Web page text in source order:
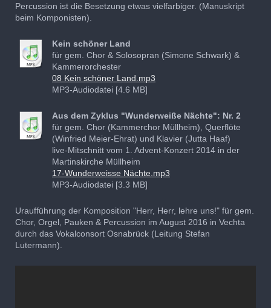
Percussion ist die Besetzung etwas vielfarbiger. (Manuskript
beim Komponisten).
Kein schöner Land
für gem. Chor & Solosopran (Simone Schwark) &
Kammerorchester
08 Kein schöner Land.mp3
MP3-Audiodatei [4.6 MB]
Aus dem Zyklus "Wunderweiße Nächte": Nr. 2
für gem. Chor (Kammerchor Müllheim), Querflöte
(Winfried Meier-Ehrat) und Klavier (Jutta Haaf)
live-Mitschnitt vom 1. Advent-Konzert 2014 in der
Martinskirche Müllheim
17-Wunderweisse Nächte.mp3
MP3-Audiodatei [3.3 MB]
Uraufführung der Komposition "Herr, Herr, lehre uns!" für gem.
Chor, Orgel, Pauken & Percussion im August 2016 in Vechta
durch das Vokalconsort Osnabrück (Leitung Stefan
Lutermann).